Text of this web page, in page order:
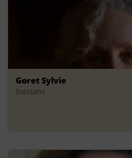
Goret Sylvie
Soissons